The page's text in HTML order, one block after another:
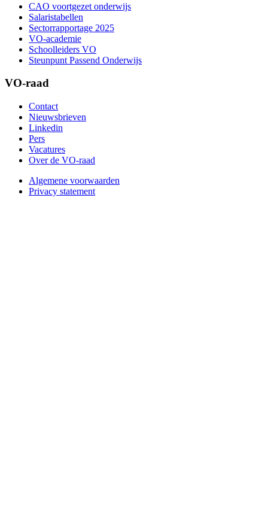
CAO voortgezet onderwijs
Salaristabellen
Sectorrapportage 2025
VO-academie
Schoolleiders VO
Steunpunt Passend Onderwijs
VO-raad
Contact
Nieuwsbrieven
Linkedin
Pers
Vacatures
Over de VO-raad
Algemene voorwaarden
Privacy statement